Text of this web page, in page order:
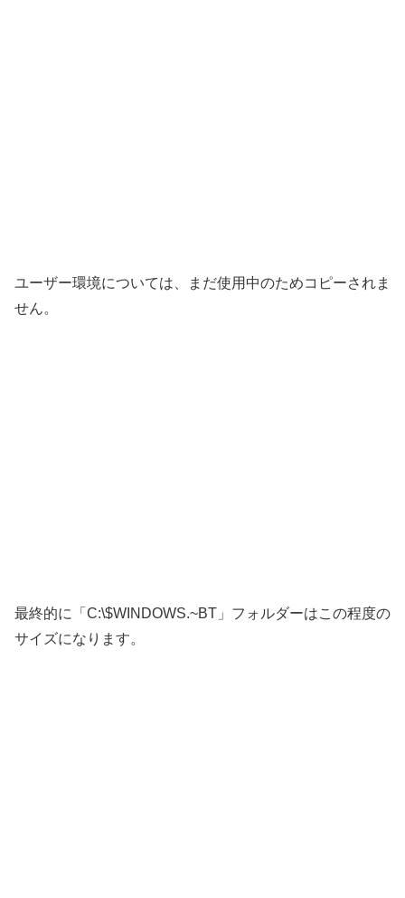
ユーザー環境については、まだ使用中のためコピーされま
せん。
最終的に「C:\$WINDOWS.~BT」フォルダーはこの程度の
サイズになります。